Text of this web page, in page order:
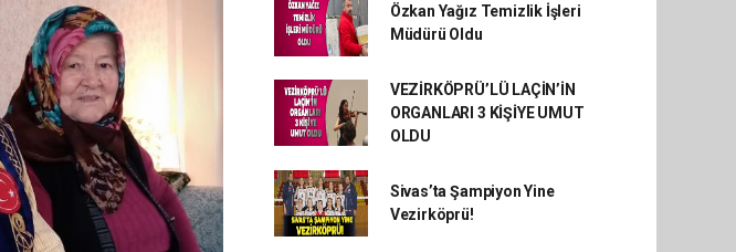
Özkan Yağız Temizlik İşleri
Müdürü Oldu
VEZİRKÖPRÜ’LÜ LAÇİN’İN
ORGANLARI 3 KİŞİYE UMUT
OLDU
Sivas’ta Şampiyon Yine
Vezirköprü!